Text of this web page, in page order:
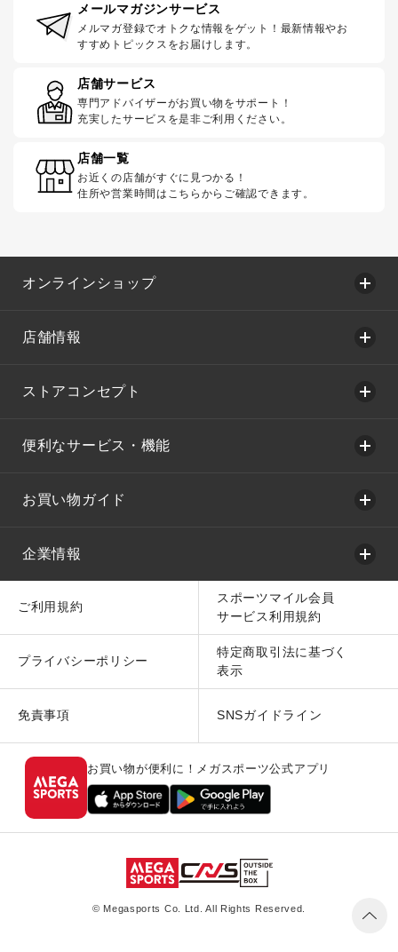
メールマガジンサービス
メルマガ登録でオトクな情報をゲット！最新情報やお
すすめトピックスをお届けします。
店舗サービス
専門アドバイザーがお買い物をサポート！
充実したサービスを是非ご利用ください。
店舗一覧
お近くの店舗がすぐに見つかる！
住所や営業時間はこちらからご確認できます。
オンラインショップ
店舗情報
ストアコンセプト
便利なサービス・機能
お買い物ガイド
企業情報
ご利用規約
スポーツマイル会員
サービス利用規約
プライバシーポリシー
特定商取引法に基づく
表示
免責事項 SNSガイドライン
お買い物が便利に！メガスポーツ公式アプリ
© Megasports Co. Ltd. All Rights Reserved.